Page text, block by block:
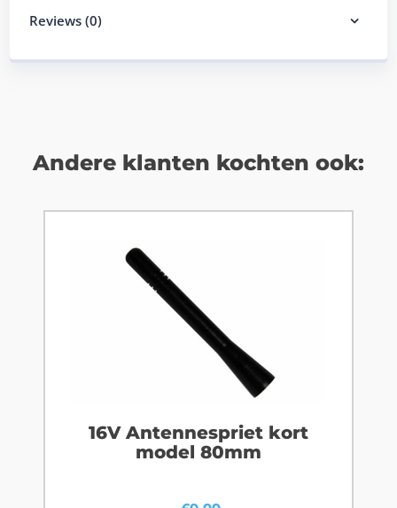
Reviews (0)
Andere klanten kochten ook:
16V Antennespriet kort
model 80mm